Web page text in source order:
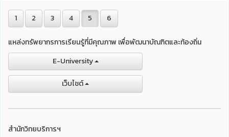
1 2 3 4 5 6
แหล่งทรัพยากรการเรียนรู้ที่มีคุณภาพ เพื่อพัฒนาบัณฑิตและท้องถิ่น
E-University
เว็บไชต์
สำนักวิทยบริการฯ